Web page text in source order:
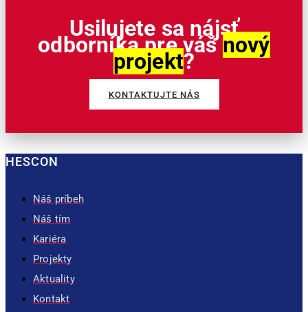
Usilujete sa nájsť
odborníka pre vášnový
projekt?
KONTAKTUJTE NÁS
HESCON
Náš príbeh
Náš tím
Kariéra
Projekty
Aktuality
Kontakt